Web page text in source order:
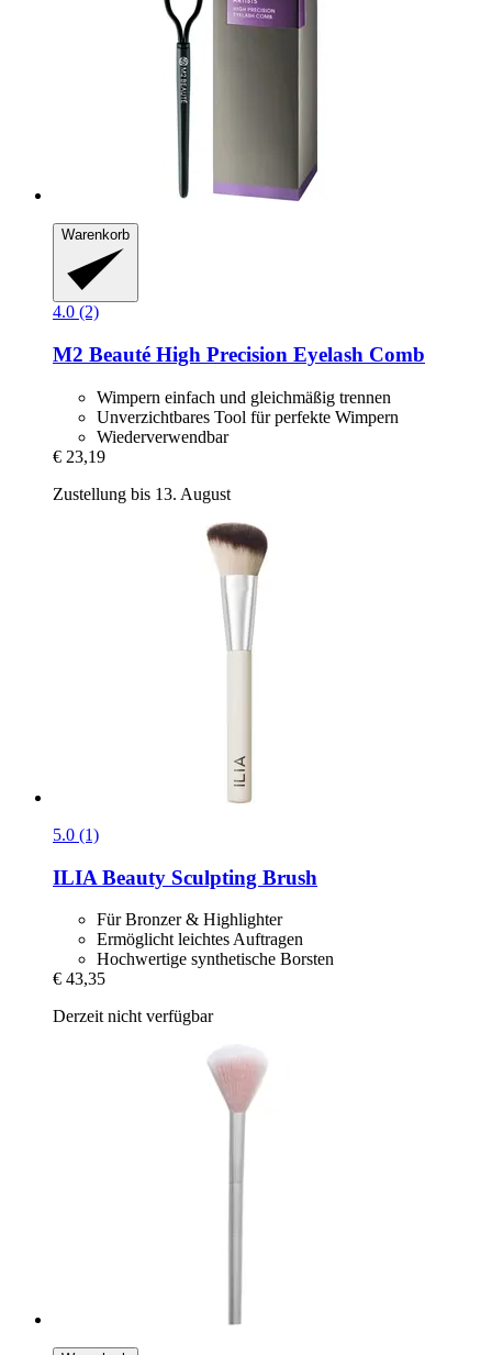
Warenkorb
4.0 (2)
M2 Beauté High Precision Eyelash Comb
Wimpern einfach und gleichmäßig trennen
Unverzichtbares Tool für perfekte Wimpern
Wiederverwendbar
€ 23,19
Zustellung bis 13. August
5.0 (1)
ILIA Beauty Sculpting Brush
Für Bronzer & Highlighter
Ermöglicht leichtes Auftragen
Hochwertige synthetische Borsten
€ 43,35
Derzeit nicht verfügbar